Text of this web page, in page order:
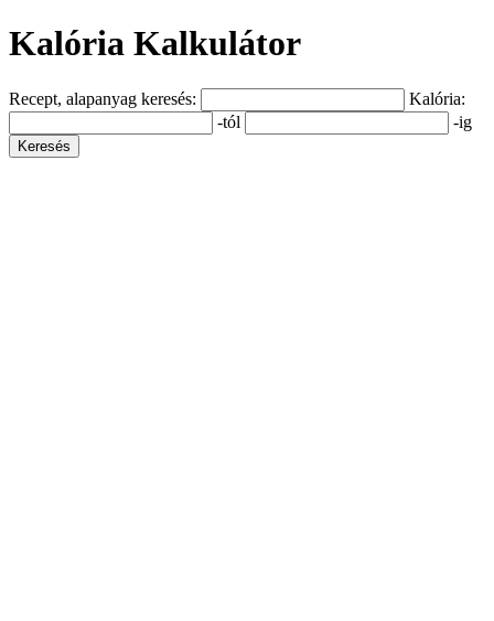
Kalória Kalkulátor
Recept, alapanyag keresés:
Kalória:
-tól
-ig